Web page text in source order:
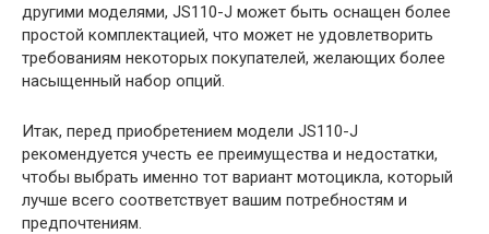
другими моделями, JS110-J может быть оснащен более
простой комплектацией, что может не удовлетворить
требованиям некоторых покупателей, желающих более
насыщенный набор опций.
Итак, перед приобретением модели JS110-J
рекомендуется учесть ее преимущества и недостатки,
чтобы выбрать именно тот вариант мотоцикла, который
лучше всего соответствует вашим потребностям и
предпочтениям.